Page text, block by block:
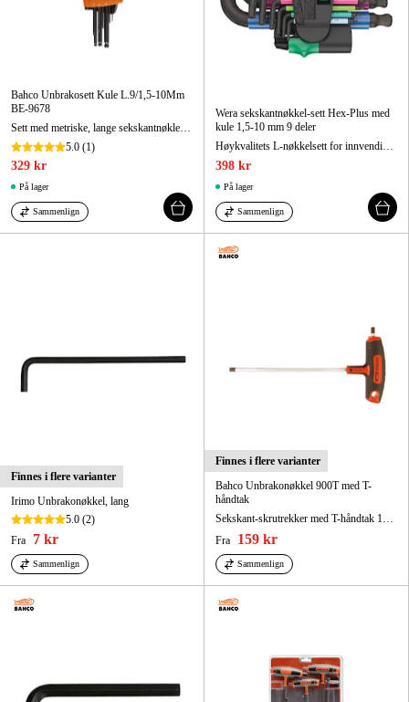
Bahco Unbrakosett Kule L.9/1,5-10Mm
BE-9678
Sett med metriske, lange sekskantnøkler med kuleende og 2-komponent kompakt holder - 9 deler
5.0 (1)
329 kr
På lager
Sammenlign
Wera sekskantnøkkel-sett Hex-Plus med
kule 1,5-10 mm 9 deler
Høykvalitets L-nøkkelsett for innvendige sekskantskruer i praktisk klips av slitesterkt materiale.
398 kr
På lager
Sammenlign
Finnes i flere varianter
Irimo Unbrakonøkkel, lang
5.0 (2)
Fra
7 kr
Sammenlign
Finnes i flere varianter
Bahco Unbrakonøkkel 900T med T-
håndtak
Fra
159 kr
Sammenlign